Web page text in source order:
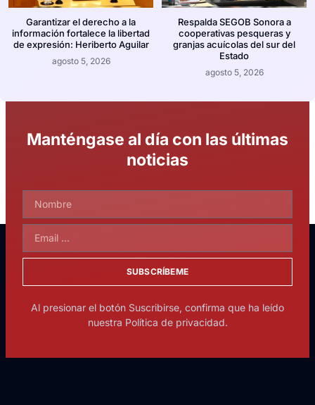
Garantizar el derecho a la
información fortalece la libertad
de expresión: Heriberto Aguilar
agosto 5, 2026
Respalda SEGOB Sonora a
cooperativas pesqueras y
granjas acuícolas del sur del
Estado
agosto 5, 2026
Manténgase al día con las últimas
noticias
SUBSCRÍBEME
Al presionar el botón Suscribirse, confirma que ha leído
nuestra Política de privacidad.